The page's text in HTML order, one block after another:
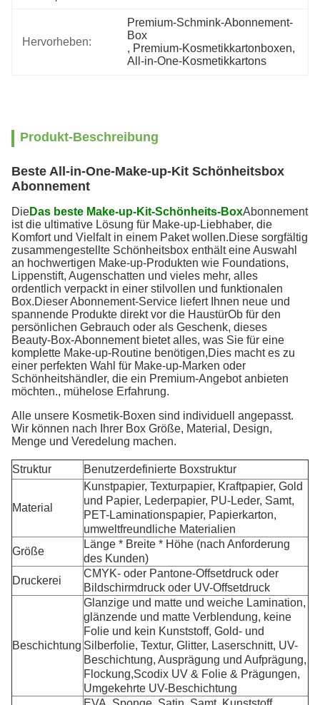
Hervorheben:
Premium-Schmink-Abonnement-
Box
, Premium-Kosmetikkartonboxen
All-in-One-Kosmetikkartons
Produkt-Beschreibung
Beste All-in-One-Make-up-Kit Schönheitsbox
Abonnement
DieDas beste Make-up-Kit-Schönheits-BoxAbonnement
ist die ultimative Lösung für Make-up-Liebhaber, die
Komfort und Vielfalt in einem Paket wollen.Diese sorgfältig
zusammengestellte Schönheitsbox enthält eine Auswahl
an hochwertigen Make-up-Produkten wie Foundations,
Lippenstift, Augenschatten und vieles mehr, alles
ordentlich verpackt in einer stilvollen und funktionalen
Box.Dieser Abonnement-Service liefert Ihnen neue und
spannende Produkte direkt vor die HaustürOb für den
persönlichen Gebrauch oder als Geschenk, dieses
Beauty-Box-Abonnement bietet alles, was Sie für eine
komplette Make-up-Routine benötigen,Dies macht es zu
einer perfekten Wahl für Make-up-Marken oder
Schönheitshändler, die ein Premium-Angebot anbieten
möchten., mühelose Erfahrung.
Alle unsere Kosmetik-Boxen sind individuell angepasst.
Wir können nach Ihrer Box Größe, Material, Design,
Menge und Veredelung machen.
Struktur Benutzerdefinierte Boxstruktur
Material
Kunstpapier, Texturpapier, Kraftpapier, Gold
und Papier, Lederpapier, PU-Leder, Samt,
PET-Laminationspapier, Papierkarton,
umweltfreundliche Materialien
Größe
Länge * Breite * Höhe (nach Anforderung
des Kunden)
Druckerei
CMYK- oder Pantone-Offsetdruck oder
Bildschirmdruck oder UV-Offsetdruck
Beschichtung
Glanzige und matte und weiche Lamination,
glänzende und matte Verblendung, keine
Folie und kein Kunststoff, Gold- und
Silberfolie, Textur, Glitter, Laserschnitt, UV-
Beschichtung, Ausprägung und Aufprägung,
Flockung,Scodix UV & Folie & Prägungen,
Umgekehrte UV-Beschichtung